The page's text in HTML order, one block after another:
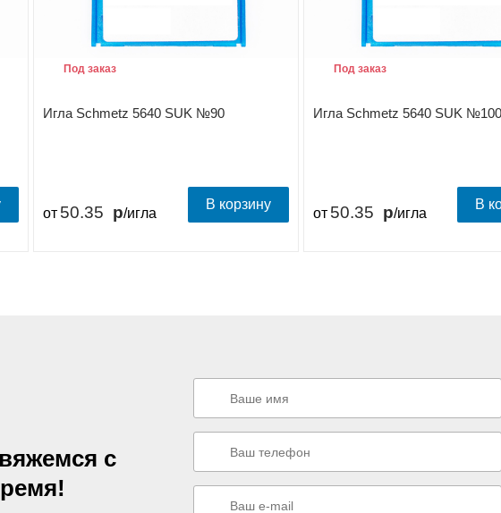
Игла Schmetz 5640 SUK №90
Под заказ
от 50.35 /игла
В корзину
Игла Schmetz 5640 SUK №100
Под заказ
от 50.35 /игла
В
с